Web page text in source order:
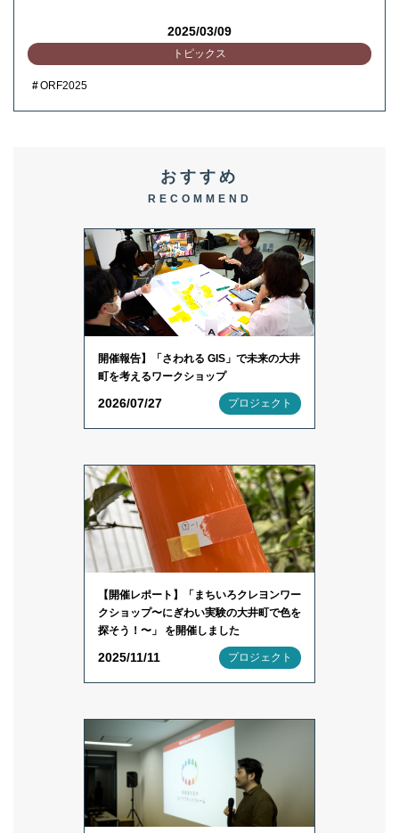
2025/03/09
トピックス
ORF2025
おすすめ
RECOMMEND
開催報告】「さわれる GIS」で未来の大井
町を考えるワークショップ
2026/07/27 プロジェクト
【開催レポート】「まちいろクレヨンワー
クショップ〜にぎわい実験の大井町で色を
探そう！〜」 を開催しました
2025/11/11 プロジェクト